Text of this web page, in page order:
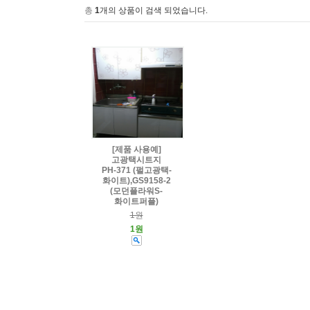
총 1개의 상품이 검색 되었습니다.
[제품 사용예]
고광택시트지
PH-371 (펄고광택-
화이트),GS9158-2
(모던플라워S-
화이트퍼플)
1원
1원